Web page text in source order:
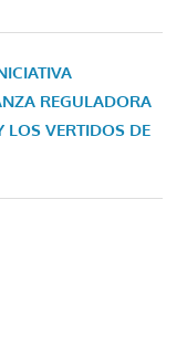
REGULADORA
LOS VERTIDOS DE